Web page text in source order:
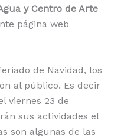
y Centro de Arte
página web
de Navidad, los
al público. Es decir
viernes 23 de
sus actividades el
son algunas de las